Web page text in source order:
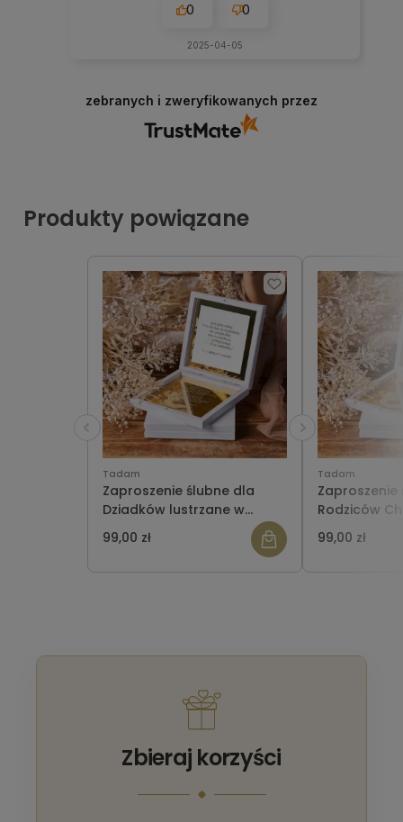
0 0
2025-04-05
zebranych i zweryfikowanych przez
Produkty powiązane
Tadam
Zaproszenie ślubne dla
Dziadków lustrzane w
pudełeczku
99,00 zł
Tadam
Rodziców
lustrzane w
99,00 zł
Zbieraj korzyści